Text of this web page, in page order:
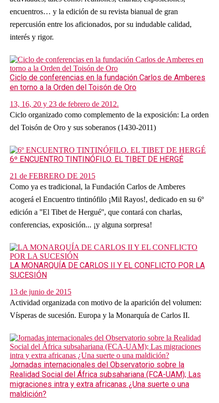
encuentros… y la edición de su revista bianual de gran
repercusión entre los aficionados, por su indudable calidad,
interés y rigor.
Ciclo de conferencias en la fundación Carlos de Amberes
en torno a la Orden del Toisón de Oro
13, 16, 20 y 23 de febrero de 2012.
Ciclo organizado como complemento de la exposición: La orden
del Toisón de Oro y sus soberanos (1430-2011)
6º ENCUENTRO TINTINÓFILO. EL TIBET DE HERGÉ
21 de FEBRERO DE 2015
Como ya es tradicional, la Fundación Carlos de Amberes
acogerá el Encuentro tintinófilo ¡Mil Rayos!, dedicado en su 6º
edición a ''El Tibet de Hergué'', que contará con charlas,
conferencias, exposición... ¡y alguna sorpresa!
LA MONARQUÍA DE CARLOS II Y EL CONFLICTO POR LA
SUCESIÓN
13 de junio de 2015
Actividad organizada con motivo de la aparición del volumen:
Vísperas de sucesión. Europa y la Monarquía de Carlos II.
Jornadas internacionales del Observatorio sobre la
Realidad Social del África subsahariana (FCA-UAM); Las
migraciones intra y extra africanas ¿Una suerte o una
maldición?